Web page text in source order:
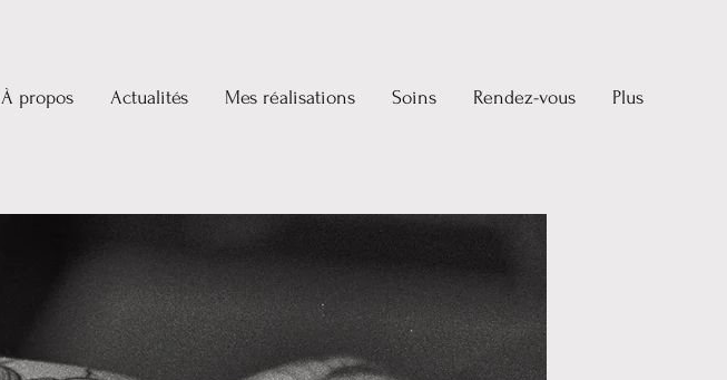
À propos Actualités Mes réalisations Soins Rendez-vous Plus